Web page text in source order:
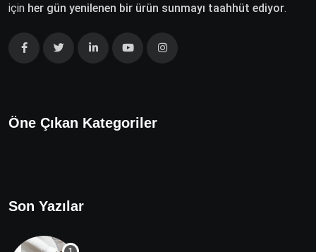
için her gün yenilenen bir ürün sunmayı taahhüt ediyor.
Öne Çıkan Kategoriler
Son Yazılar